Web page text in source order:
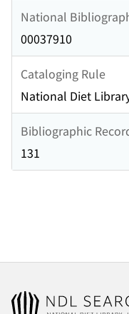
National
00037910
Cataloging Rule
National Diet
Bibliographic
131